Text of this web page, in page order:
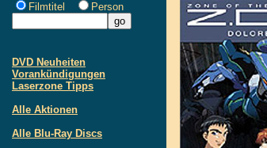
Filmtitel
Person
DVD Neuheiten
Vorankündigungen
Laserzone Tipps
Alle Aktionen
Alle Blu-Ray Discs